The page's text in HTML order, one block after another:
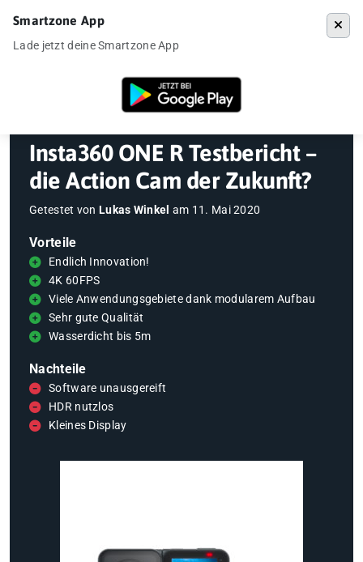
»Insta360 ONE R Testbericht – die Action Cam
Insta360 ONE R Testbericht –
die Action Cam der Zukunft?
Getestet von Lukas Winkel am 11. Mai 2020
Vorteile
Endlich Innovation!
4K 60FPS
Viele Anwendungsgebiete dank modularem Aufbau
Sehr gute Qualität
Wasserdicht bis 5m
Nachteile
Software unausgereift
HDR nutzlos
Kleines Display
Smartzone App
Lade jetzt deine Smartzone App